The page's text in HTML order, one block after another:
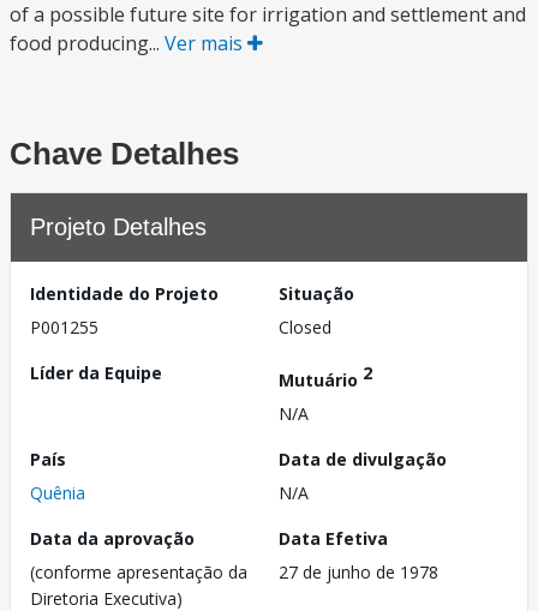
of a possible future site for irrigation and settlement and
food producing... Ver mais
Chave Detalhes
Projeto Detalhes
Identidade do Projeto
P001255
Situação
Closed
Líder da Equipe
Mutuário 2
N/A
País
Quênia
Data de divulgação
N/A
Data da aprovação
(conforme apresentação da
Diretoria Executiva)
Data Efetiva
27 de junho de 1978